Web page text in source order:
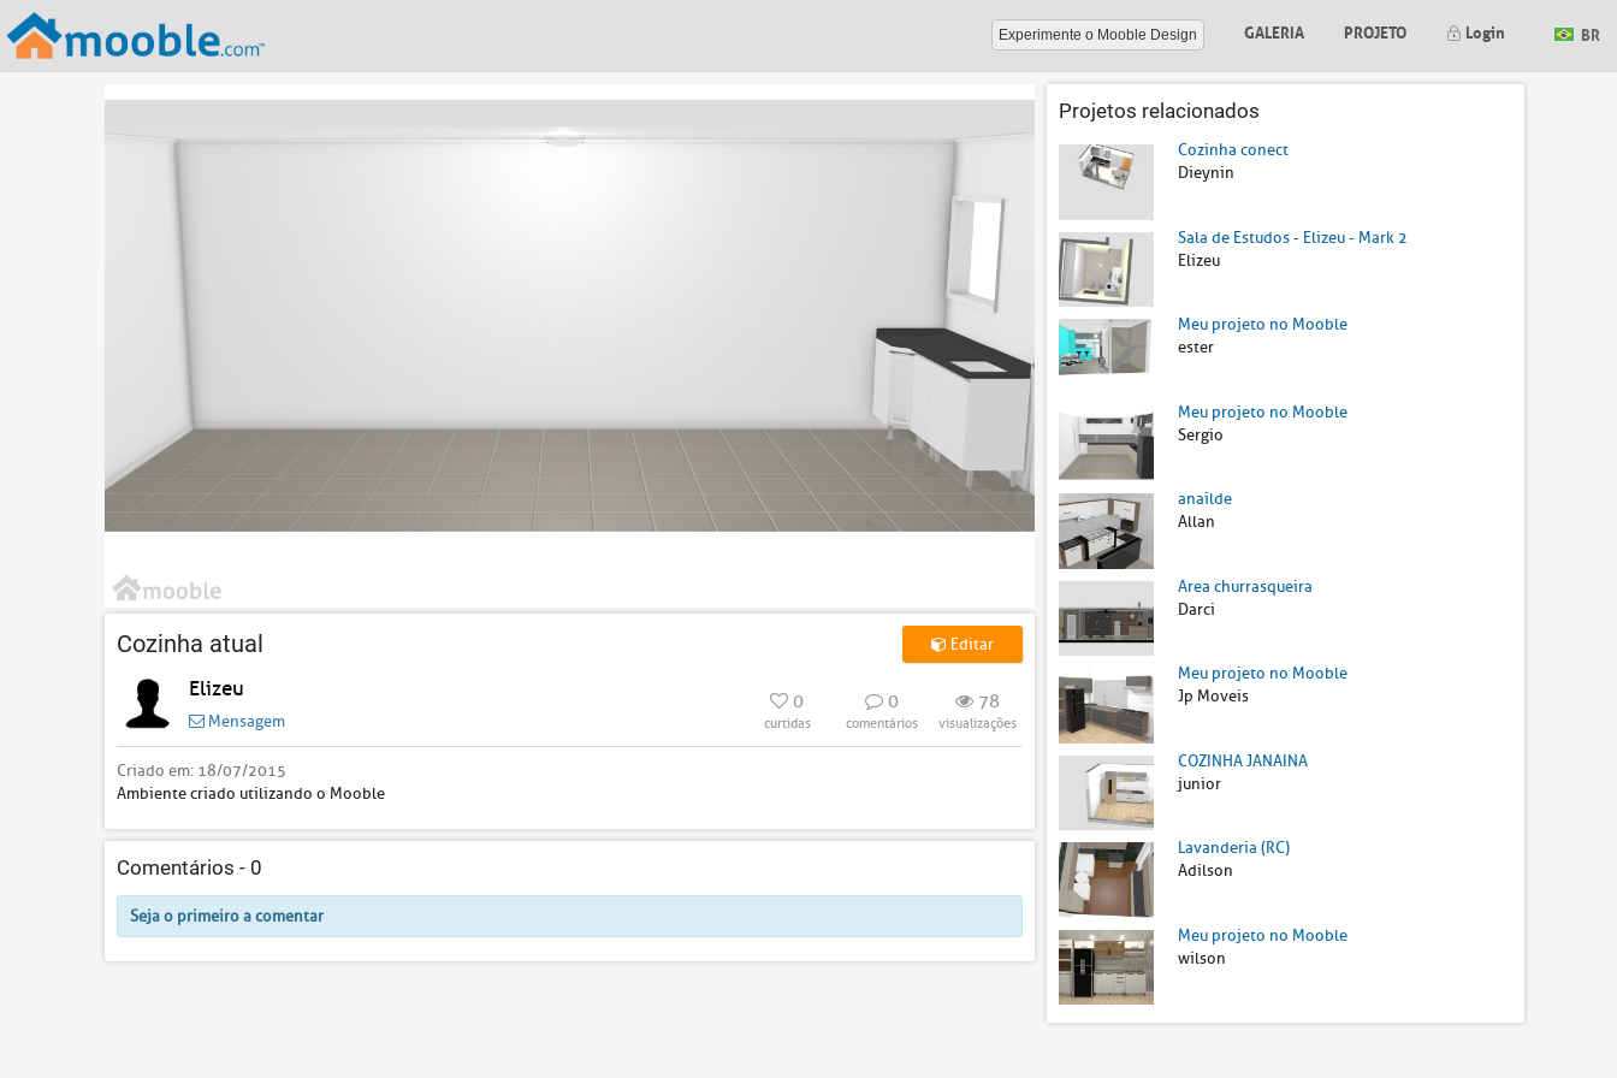
Experimente o Mooble Design GALERIA PROJETO Login BR
Cozinha atual Editar
Elizeu
Mensagem
0
curtidas
0
comentários
78
visualizações
Criado em: 18/07/2015
Ambiente criado utilizando o Mooble
Comentários - 0
Seja o primeiro a comentar
Projetos relacionados
Cozinha conect
Dieynin
Sala de Estudos - Elizeu - Mark 2
Elizeu
Meu projeto no Mooble
ester
Meu projeto no Mooble
Sergio
anailde
Allan
Area churrasqueira
Darci
Meu projeto no Mooble
Jp Moveis
COZINHA JANAINA
junior
Lavanderia (RC)
Adilson
Meu projeto no Mooble
wilson